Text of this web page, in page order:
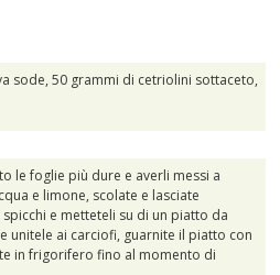
sode, 50 grammi di cetriolini sottaceto,
le foglie più dure e averli messi a
e limone, scolate e lasciate
e metteteli su di un piatto da
unitele ai carciofi, guarnite il piatto con
in frigorifero fino al momento di